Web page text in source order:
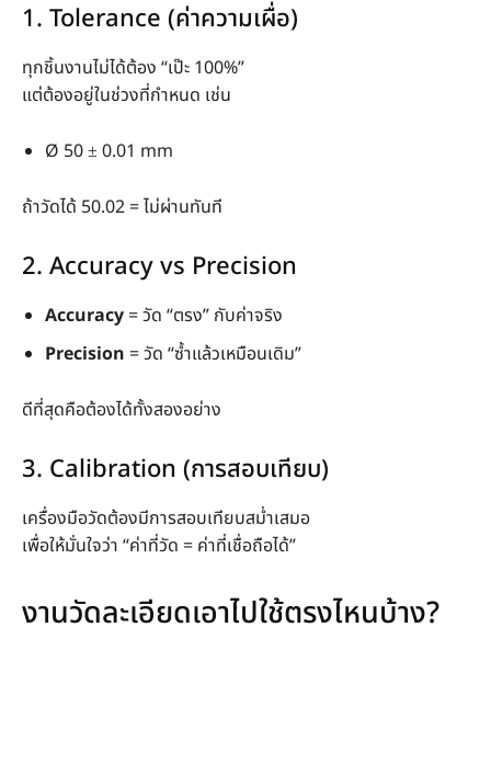
1. Tolerance (ค่าความเผื่อ)
ทุกชิ้นงานไม่ได้ต้อง “เป๊ะ 100%”
แต่ต้องอยู่ในช่วงที่กำหนด เช่น
Ø 50 ± 0.01 mm
ถ้าวัดได้ 50.02 = ไม่ผ่านทันที
2. Accuracy vs Precision
Accuracy = วัด “ตรง” กับค่าจริง
Precision = วัด “ซ้ำแล้วเหมือนเดิม”
ดีที่สุดคือต้องได้ทั้งสองอย่าง
3. Calibration (การสอบเทียบ)
เครื่องมือวัดต้องมีการสอบเทียบสม่ำเสมอ
เพื่อให้มั่นใจว่า “ค่าที่วัด = ค่าที่เชื่อถือได้”
งานวัดละเอียดเอาไปใช้ตรงไหนบ้าง?